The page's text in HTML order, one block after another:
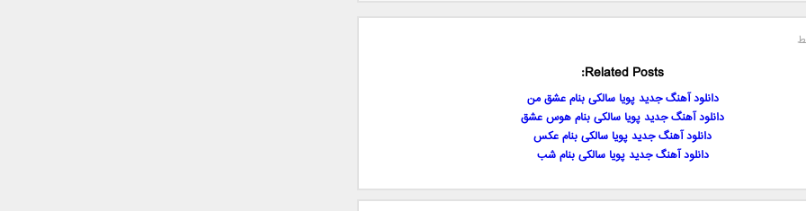
Related Posts:
دانلود آهنگ جدید پویا سالکی بنام عشق من
دانلود آهنگ جدید پویا سالکی بنام هوس عشق
دانلود آهنگ جدید پویا سالکی بنام عکس
دانلود آهنگ جدید پویا سالکی بنام شب